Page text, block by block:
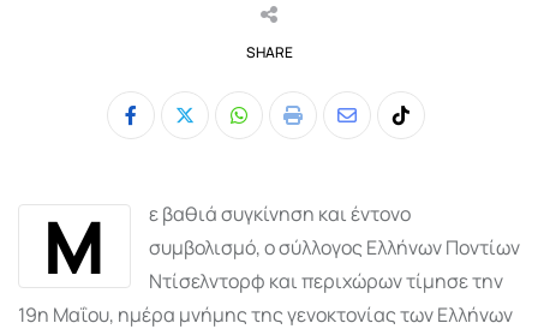
SHARE
Whatsapp
Print
ShareTiktok
Μ
ε βαθιά συγκίνηση και έντονο
συμβολισμό, ο σύλλογος Ελλήνων Ποντίων
Ντίσελντορφ και περιχώρων τίμησε την
19η Μαΐου, ημέρα μνήμης της γενοκτονίας των Ελλήνων